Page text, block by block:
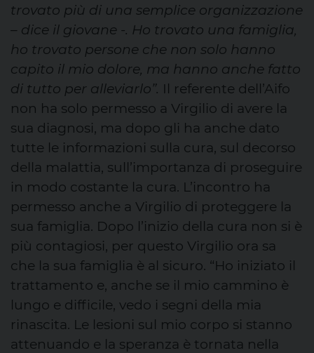
trovato più di una semplice organizzazione
– dice il giovane -. Ho trovato una famiglia,
ho trovato persone che non solo hanno
capito il mio dolore, ma hanno anche fatto
di tutto per alleviarlo”. Il referente dell’Aifo
non ha solo permesso a Virgilio di avere la
sua diagnosi, ma dopo gli ha anche dato
tutte le informazioni sulla cura, sul decorso
della malattia, sull’importanza di proseguire
in modo costante la cura. L’incontro ha
permesso anche a Virgilio di proteggere la
sua famiglia. Dopo l’inizio della cura non si è
più contagiosi, per questo Virgilio ora sa
che la sua famiglia è al sicuro. “Ho iniziato il
trattamento e, anche se il mio cammino è
lungo e difficile, vedo i segni della mia
rinascita. Le lesioni sul mio corpo si stanno
attenuando e la speranza è tornata nella